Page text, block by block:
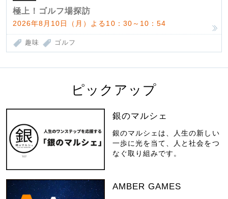
極上！ゴルフ場探訪
2026年8月10日（月）よる10：30～10：54
趣味 ゴルフ
ピックアップ
銀のマルシェ
銀のマルシェは、人生の新しい
一歩に光を当て、人と社会をつ
なぐ取り組みです。
AMBER GAMES